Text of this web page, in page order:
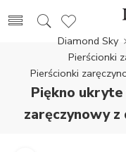
Diamond Sky
Pierścionki
Pierścionki
Piękno
zaręczynowy z